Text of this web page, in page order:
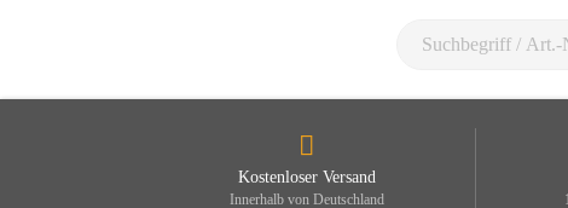
Kostenloser Versand
Innerhalb von Deutschland